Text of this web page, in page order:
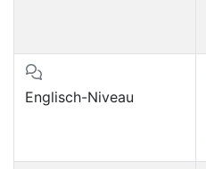
Englisch-Niveau